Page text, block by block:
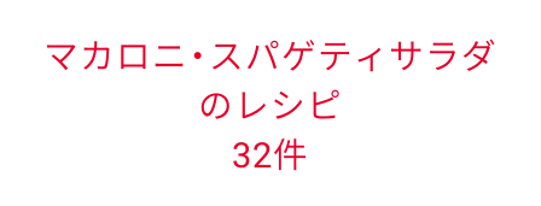
t
マカロニ・スパゲティサラダ
のレシピ
32件